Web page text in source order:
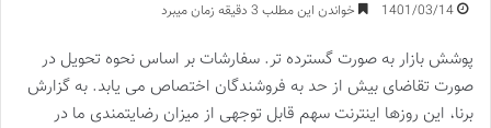
1401/03/14 خواندن این مطلب 3 دقیقه زمان میبرد
پوشش بازار به صورت گسترده تر. سفارشات بر اساس نحوه تحویل در
صورت تقاضای بیش از حد به فروشندگان اختصاص می یابد. به گزارش
برنا، این روزها اینترنت سهم قابل توجهی از میزان رضایتمندی ما در